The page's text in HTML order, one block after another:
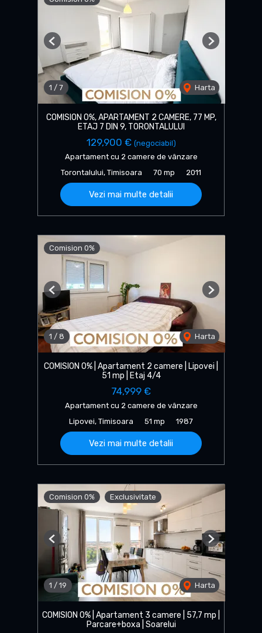
1 / 7 Harta
Previous Next
COMISION 0%, APARTAMENT 2 CAMERE, 77 MP,
ETAJ 7 DIN 9, TORONTALULUI
129,900 € (negociabil)
Apartament cu 2 camere de vânzare
Torontalului, Timisoara
70 mp 2011
Vezi mai multe detalii
Comision 0%
1 / 8 Harta
Previous Next
COMISION 0% | Apartament 2 camere | Lipovei |
51 mp | Etaj 4/4
74,999 €
Apartament cu 2 camere de vânzare
Lipovei, Timisoara
51 mp 1987
Vezi mai multe detalii
Comision 0% Exclusivitate
1 / 19 Harta
Previous Next
COMISION 0% | Apartament 3 camere | 57,7 mp |
Parcare+boxa | Soarelui